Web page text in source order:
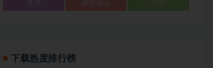
下载热度排行榜